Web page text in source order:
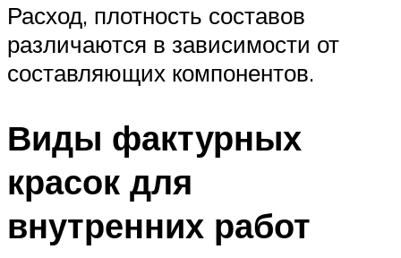
Расход, плотность составов
различаются в зависимости от
составляющих компонентов.
Виды фактурных
красок для
внутренних работ